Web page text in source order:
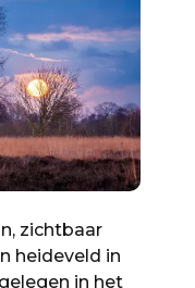
zichtbaar
heideveld in
in het